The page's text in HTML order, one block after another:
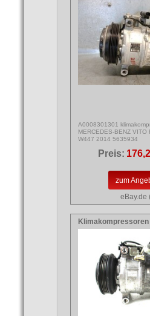
A0008301301
MERCEDES-BENZ VITO
W447 2014 5635934
Preis:
zum
eBay.de